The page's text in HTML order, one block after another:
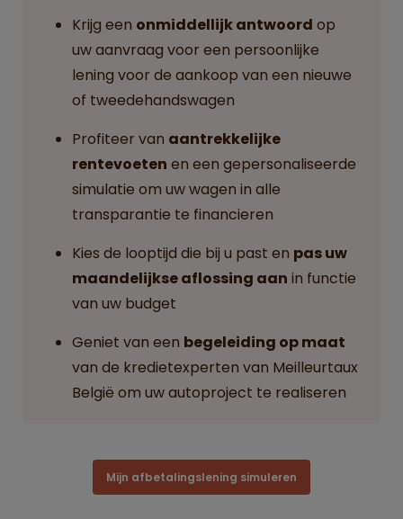
Krijg een onmiddellijk antwoord op
uw aanvraag voor een persoonlijke
lening voor de aankoop van een nieuwe
of tweedehandswagen
Profiteer van aantrekkelijke
rentevoeten en een gepersonaliseerde
simulatie om uw wagen in alle
transparantie te financieren
Kies de looptijd die bij u past en pas uw
maandelijkse aflossing aan in functie
van uw budget
Geniet van een begeleiding op maat
van de kredietexperten van Meilleurtaux
België om uw autoproject te realiseren
Mijn afbetalingslening simuleren